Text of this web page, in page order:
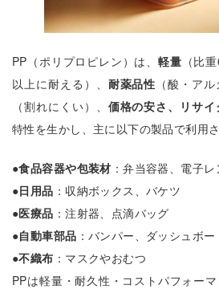
PP（ポリプロピレン）は、軽量 （比
以上に耐える）、 耐薬品性 （酸・ア
（割れにくい）、 価格の安さ、リサイ
特性を生かし、主に以下の製品で利用さ
●食品容器や包装材 ：弁当容器、電子
●日用品 ：収納ボックス、バケツ
●医療品 ：注射器、点滴バッグ
●自動車部品 ：バンパー、ダッシュボー
●不織布 ：マスクやおむつ
PPは軽量・耐久性・コストパフォーマ